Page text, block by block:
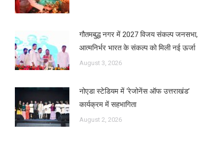
गौतमबुद्ध नगर में 2027 विजय संकल्प जनसभा,
आत्मनिर्भर भारत के संकल्प को मिली नई ऊर्जा
August 3, 2026
नोएडा स्टेडियम में ‘रेजोनेंस ऑफ उत्तराखंड’
कार्यक्रम में सहभागिता
August 2, 2026